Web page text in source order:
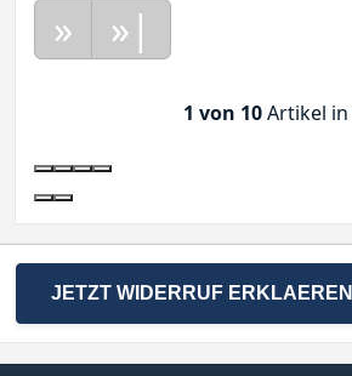
» »|
1 von 10Artikel
JETZT WIDERRUF ERKLAEREN